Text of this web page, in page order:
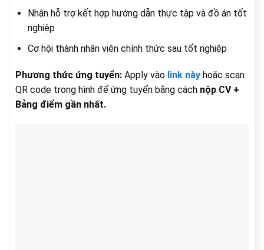
Nhận hỗ trợ kết hợp hướng dẫn thực tập và đồ án tốt
nghiệp
Cơ hội thành nhân viên chính thức sau tốt nghiệp
Phương thức ứng tuyển: Apply vào link này hoặc scan
QR code trong hình để ứng tuyển bằng cách nộp CV +
Bảng điểm gần nhất.